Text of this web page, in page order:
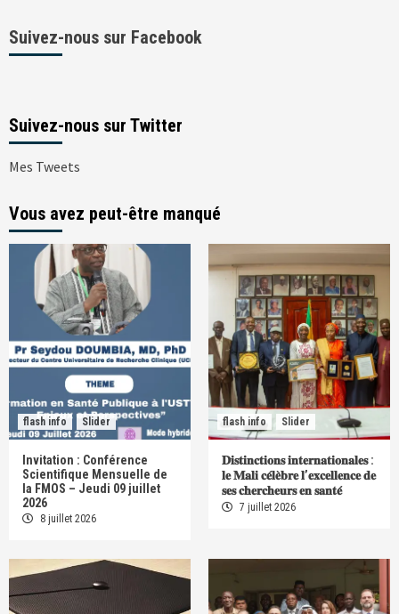
Suivez-nous sur Facebook
Suivez-nous sur Twitter
Mes Tweets
Vous avez peut-être manqué
flash info Slider
Invitation : Conférence
Scientifique Mensuelle de
la FMOS – Jeudi 09 juillet
2026
8 juillet 2026
flash info Slider
𝐃𝐢𝐬𝐭𝐢𝐧𝐜𝐭𝐢𝐨𝐧𝐬 𝐢𝐧𝐭𝐞𝐫𝐧𝐚𝐭𝐢𝐨𝐧𝐚𝐥𝐞𝐬 :
𝐥𝐞 𝐌𝐚𝐥𝐢 𝐜𝐞́𝐥𝐞̀𝐛𝐫𝐞 𝐥’𝐞𝐱𝐜𝐞𝐥𝐥𝐞𝐧𝐜𝐞 𝐝𝐞
𝐬𝐞𝐬 𝐜𝐡𝐞𝐫𝐜𝐡𝐞𝐮𝐫𝐬 𝐞𝐧 𝐬𝐚𝐧𝐭𝐞́
7 juillet 2026